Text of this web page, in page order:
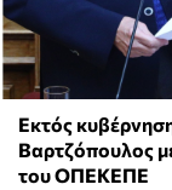
Εκτός
Βαρτζόπουλος
του ΟΠΕΚΕΠΕ